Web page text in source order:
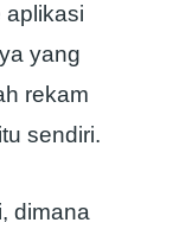
aplikasi
yang
rekam
sendiri.
dimana